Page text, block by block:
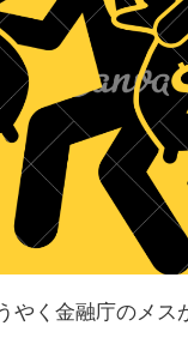
やく金融庁のメス